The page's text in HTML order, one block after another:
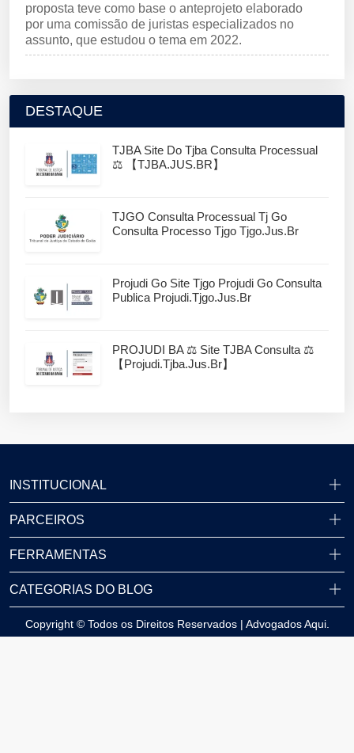
proposta teve como base o anteprojeto elaborado
por uma comissão de juristas especializados no
assunto, que estudou o tema em 2022.
DESTAQUE
TJBA Site Do Tjba Consulta Processual
⚖️ 【TJBA.JUS.BR】
TJGO Consulta Processual Tj Go
Consulta Processo Tjgo Tjgo.jus.br
Projudi Go Site Tjgo Projudi Go Consulta
Publica Projudi.tjgo.jus.br
PROJUDI BA ⚖️ Site TJBA Consulta ⚖️
【projudi.tjba.jus.br】
INSTITUCIONAL
PARCEIROS
FERRAMENTAS
CATEGORIAS DO BLOG
Copyright © Todos os Direitos Reservados | Advogados Aqui.